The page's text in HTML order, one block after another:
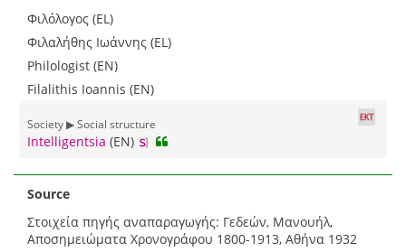
Φιλόλογος (EL)
Φιλαλήθης Ιωάννης (EL)
Philologist (EN)
Filalithis Ioannis (EN)
Society ▶ Social structure
Intelligentsia (EN)
Source
Στοιχεία πηγής αναπαραγωγής: Γεδεών, Μανουήλ,
Αποσημειώματα Χρονογράφου 1800-1913, Αθήνα 1932